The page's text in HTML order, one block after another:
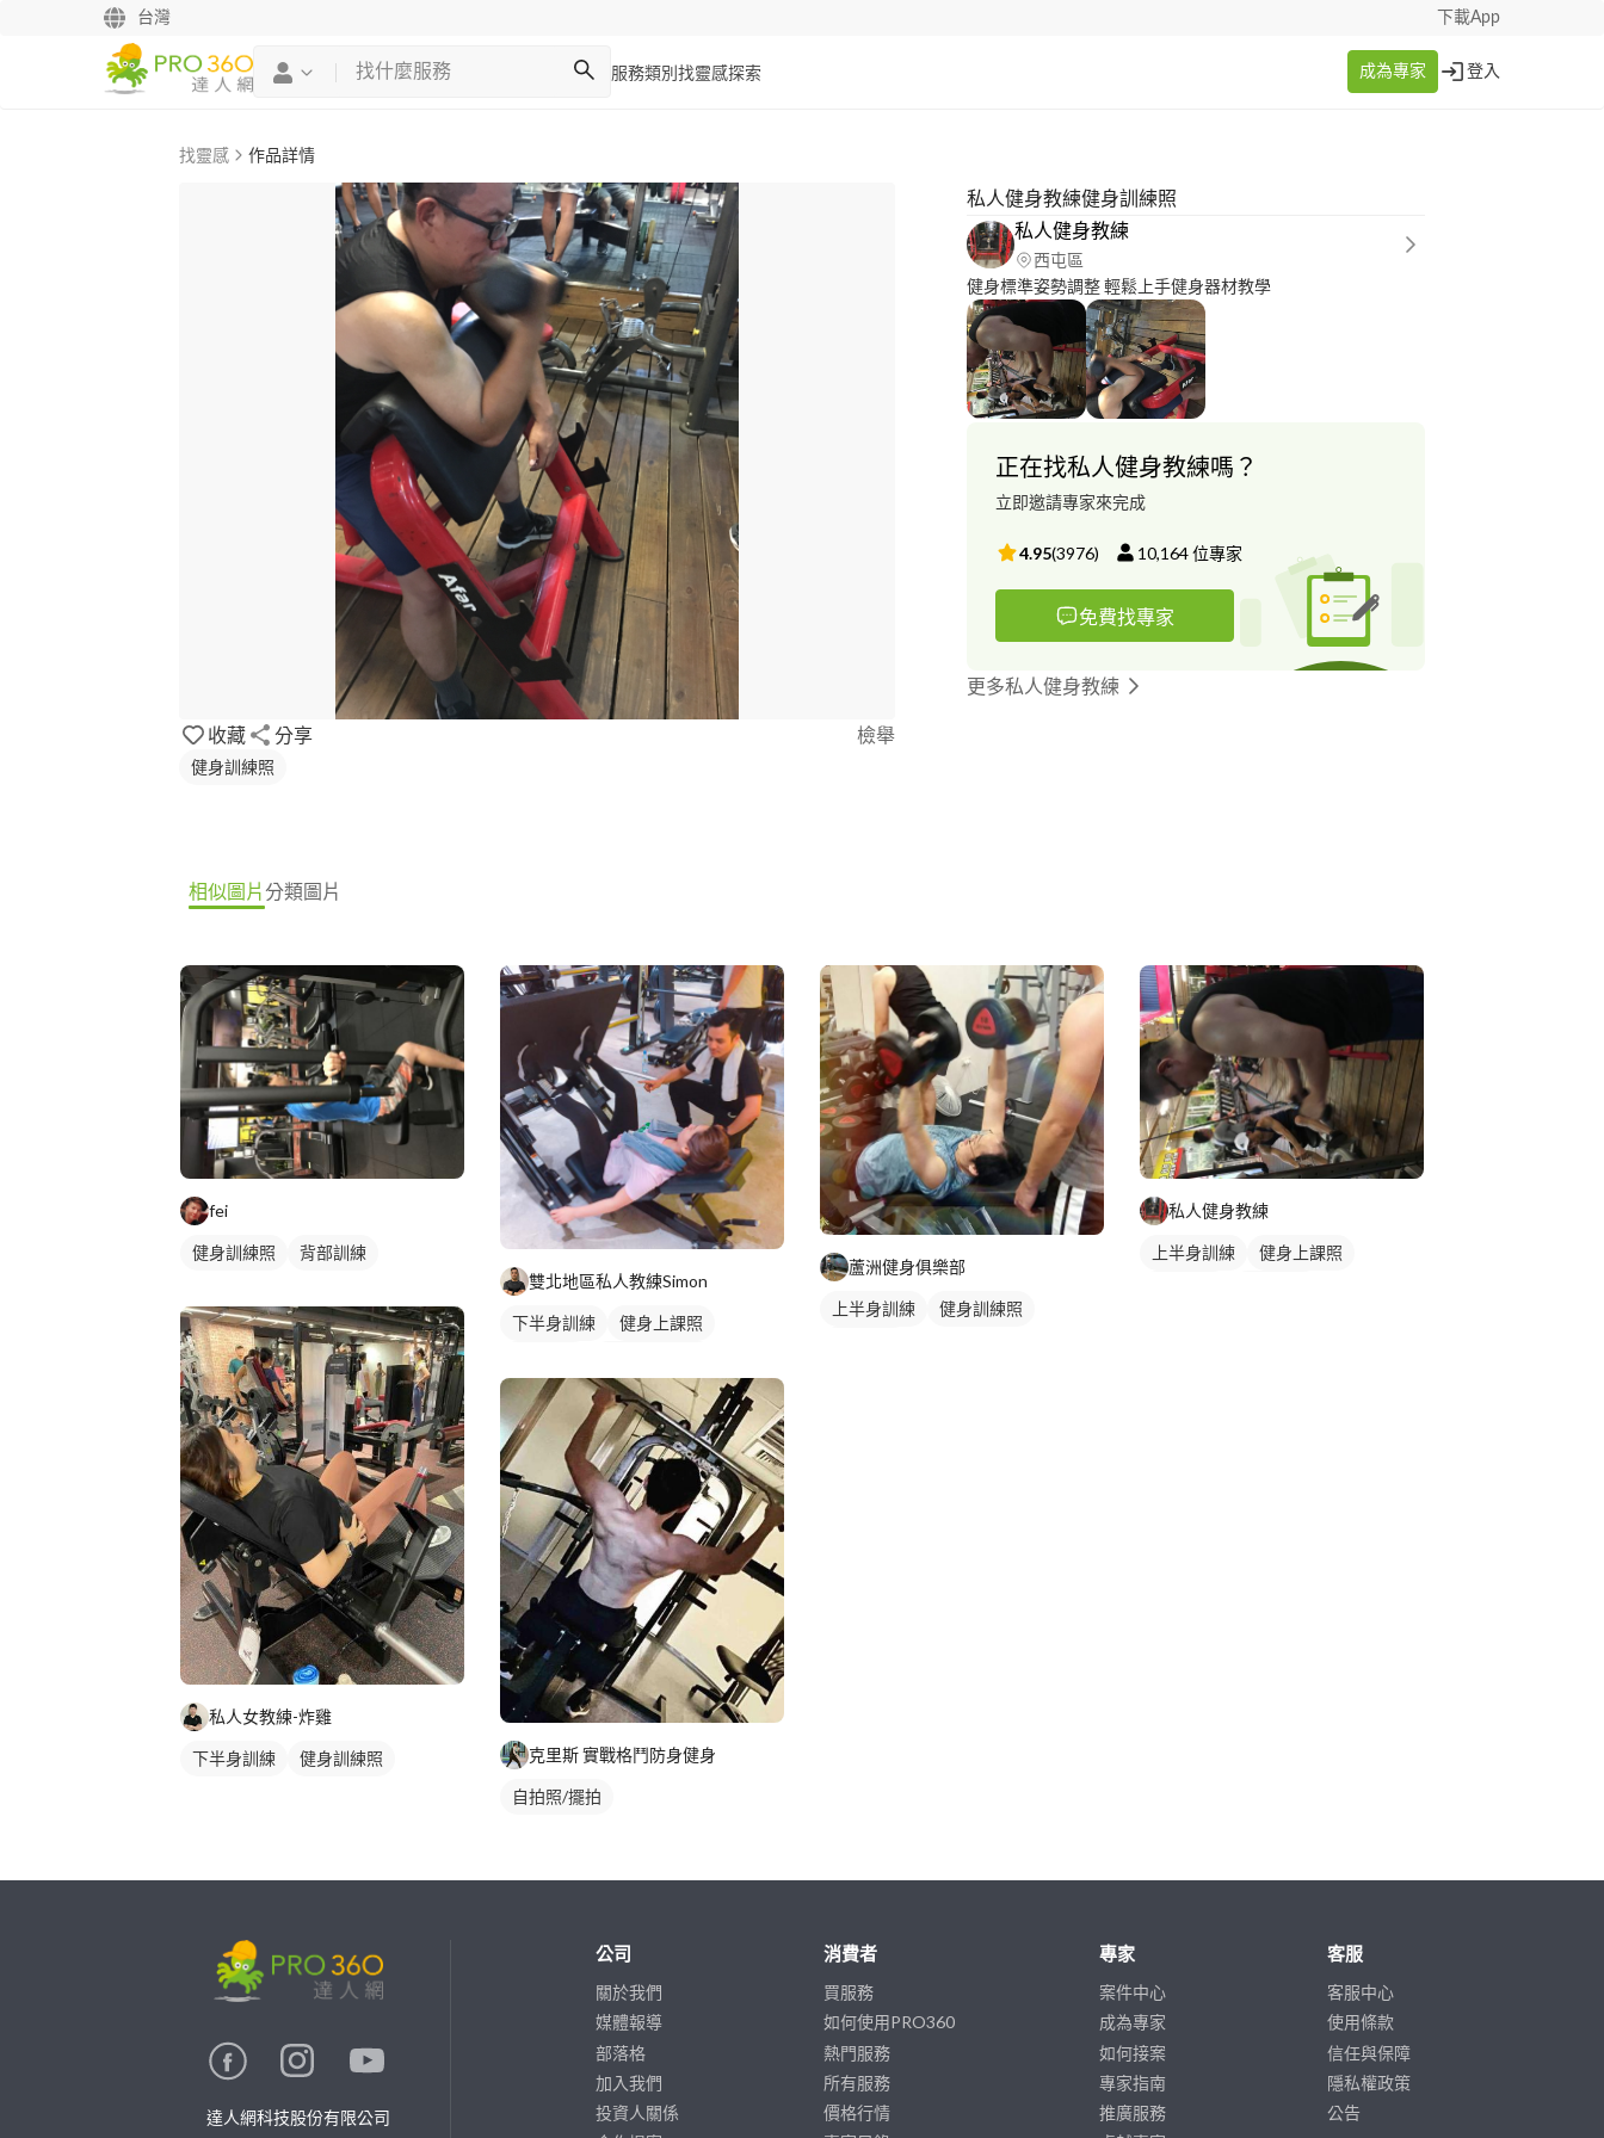
台灣 下載App
服務類別 找靈感探索 成為專家 登入
找靈感 作品詳情
收藏 分享 檢舉
健身訓練照
私人健身教練健身訓練照
私人健身教練
西屯區
健身標準姿勢調整 輕鬆上手健身器材教學
正在找私人健身教練嗎？
立即邀請專家來完成
4.95(3976) 10,164位專家
免費找專家
更多私人健身教練
相似圖片分類圖片
fei
健身訓練照 背部訓練
私人女教練-炸雞
下半身訓練 健身訓練照
雙北地區私人教練Simon
下半身訓練
健身上課照
重訓教練
健身課程
重訓課程
胸肌訓練
克里斯 實戰格鬥防身健身
自拍照/擺拍
蘆洲健身俱樂部
上半身訓練
健身訓練照
私人健身教練
上半身訓練
健身上課照
達人網科技股份有限公司
公司
關於我們
媒體報導
部落格
加入我們
投資人關係
消費者
買服務
如何使用PRO360
熱門服務
所有服務
價格行情
專家
案件中心
成為專家
如何接案
專家指南
推廣服務
客服
客服中心
使用條款
信任與保障
隱私權政策
公告